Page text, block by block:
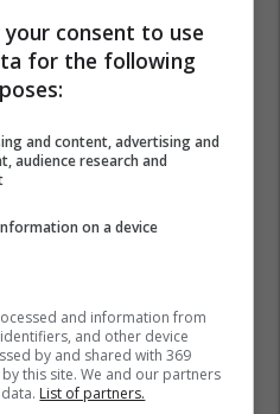
consent to use
for the following
and content, advertising and
audience research and
on a device
and information from
and other device
by and shared with 369
this site. We and our partners
List of partners.